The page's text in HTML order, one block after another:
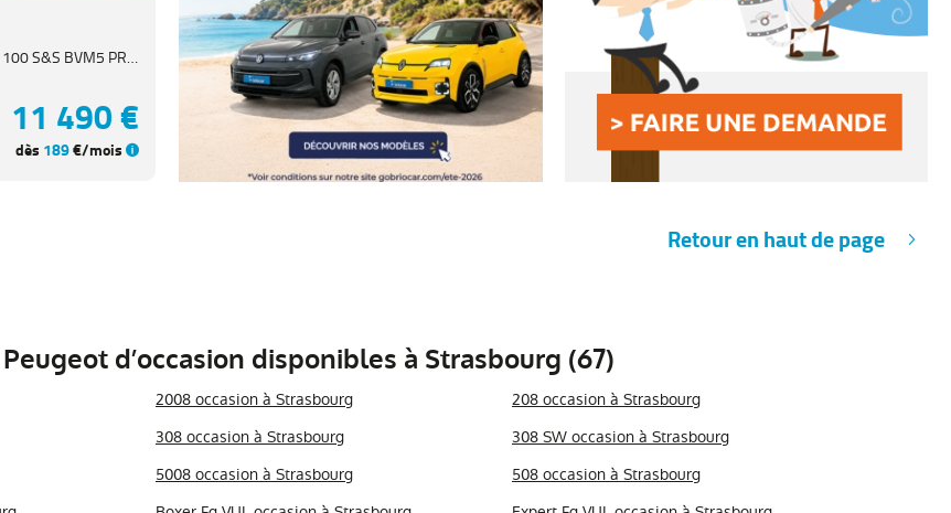
STANDARD 650 KG BLUEHDI 100 S&S BVM5 PRO 3p
11 490 €
dès 189€/mois
Retour en haut de page
d’occasion disponibles à Strasbourg (67)
2008 occasion à Strasbourg
208 occasion à Strasbourg
308 occasion à Strasbourg
308 SW occasion à Strasbourg
5008 occasion à Strasbourg
508 occasion à Strasbourg